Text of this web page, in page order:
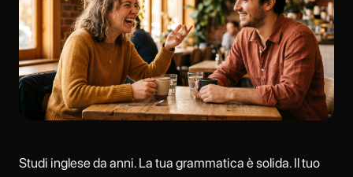
Studi inglese da anni. La tua grammatica è solida. Il tuo